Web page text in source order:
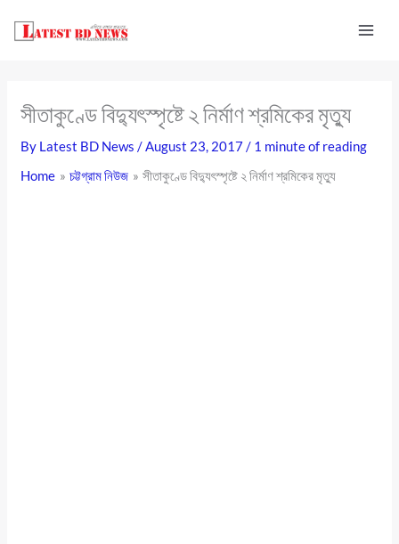
সীতাকুণ্ডে বিদ্যুৎস্পৃষ্টে ২ নির্মাণ শ্রমিকের মৃত্যু
By Latest BD News/August 23, 2017/ 1 minute of reading
Home
চট্টগ্রাম নিউজ সীতাকুণ্ডে বিদ্যুৎস্পৃষ্টে ২ নির্মাণ শ্রমিকের মৃত্যু